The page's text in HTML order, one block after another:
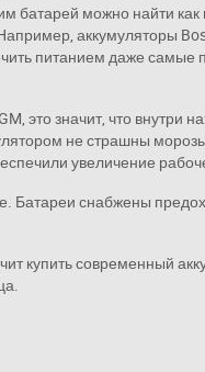
батарей можно найти
аккумуляторы
питанием даже
, это значит, что внутри
не страшны
увеличение
Батареи снабжены
купить современный